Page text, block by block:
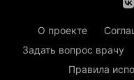
О проекте
Задать вопрос врачу
Правила